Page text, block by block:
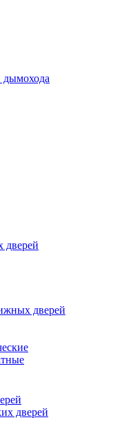
дымохода
дверей
дверей
дверей